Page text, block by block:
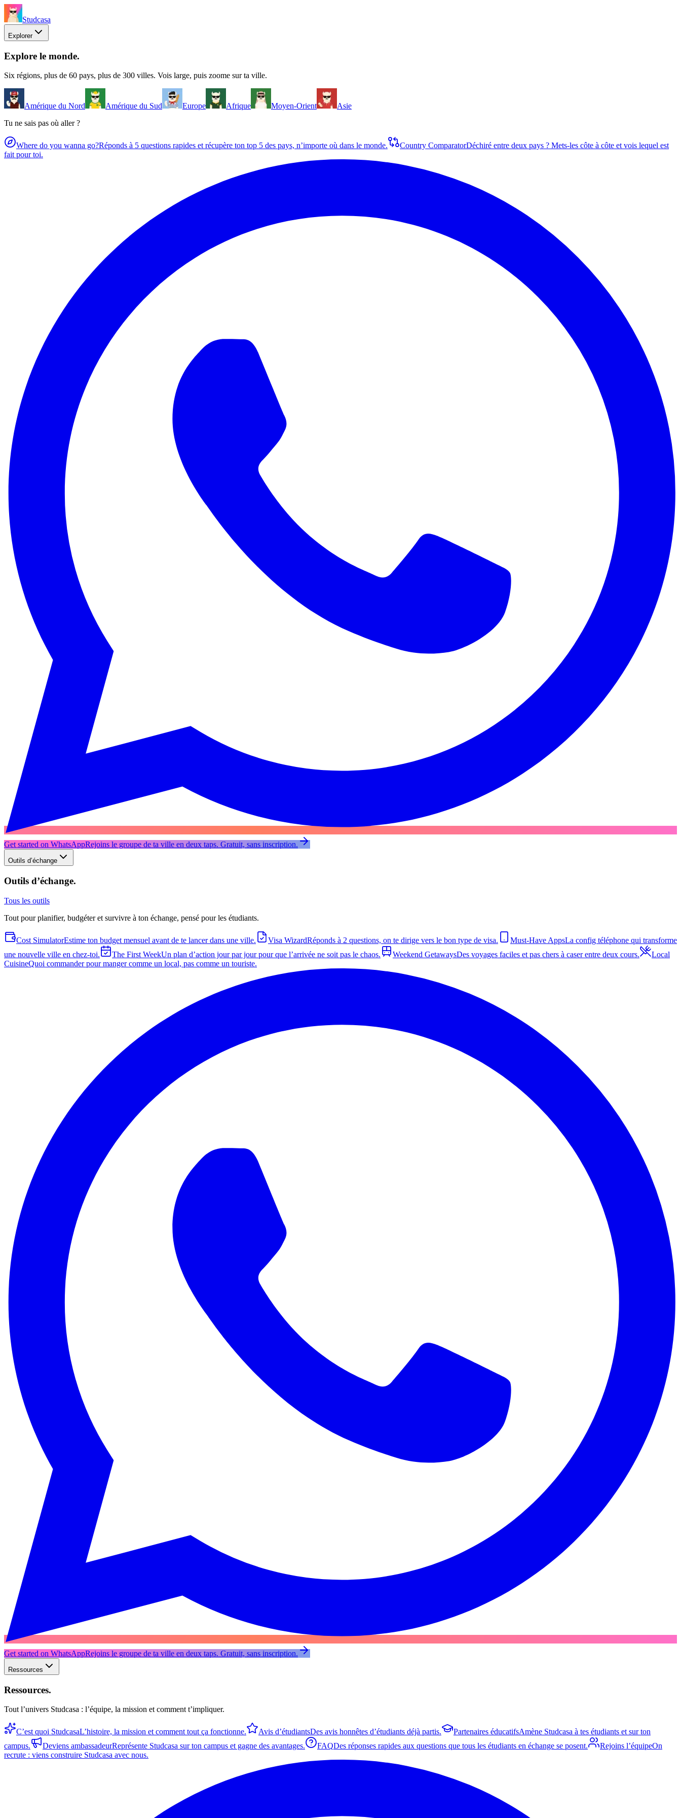
Studcasa
Explorer
Explore le monde.
Six régions, plus de 60 pays, plus de 300 villes. Vois large, puis zoome sur ta ville.
Amérique du Nord Amérique du Sud Europe Afrique Moyen-Orient
Asie
Tu ne sais pas où aller ?
Where do you wanna go?Réponds à 5 questions rapides et récupère ton top 5 des pays, n’importe où dans le monde. Country ComparatorDéchiré entre deux pays ? Mets-les côte à côte et vois lequel est
fait pour toi.
Get started on WhatsAppRejoins le groupe de ta ville en deux taps. Gratuit, sans inscription.
Outils d’échange
Outils d’échange.
Tous les outils
Tout pour planifier, budgéter et survivre à ton échange, pensé pour les étudiants.
Cost SimulatorEstime ton budget mensuel avant de te lancer dans une ville. Visa WizardRéponds à 2 questions, on te dirige vers le bon type de visa. Must-Have AppsLa config téléphone qui transforme
une nouvelle ville en chez-toi.
The First WeekUn plan d’action jour par jour pour que l’arrivée ne soit pas le chaos. Weekend GetawaysDes voyages faciles et pas chers à caser entre deux cours.
Local
CuisineQuoi commander pour manger comme un local, pas comme un touriste.
Get started on WhatsAppRejoins le groupe de ta ville en deux taps. Gratuit, sans inscription.
Ressources
Ressources.
Tout l’univers Studcasa : l’équipe, la mission et comment t’impliquer.
C’est quoi StudcasaL’histoire, la mission et comment tout ça fonctionne. Avis d’étudiantsDes avis honnêtes d’étudiants déjà partis. Partenaires éducatifsAmène Studcasa à tes étudiants et sur ton
campus.
Deviens ambassadeurReprésente Studcasa sur ton campus et gagne des avantages. FAQDes réponses rapides aux questions que tous les étudiants en échange se posent. Rejoins l’équipeOn
recrute : viens construire Studcasa avec nous.